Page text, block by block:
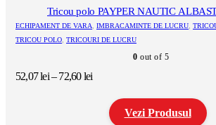
Tricou polo PAYPER NAUTIC
ECHIPAMENT DE VARA, IMBRACAMINTE DE LUCRU,
TRICOU POLO, TRICOURI DE LUCRU
0 out of 5
52,07lei– 72,60leiInterval
prețuri:
52,07 leiVezi Produsul